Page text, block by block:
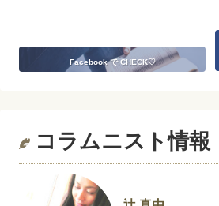
Facebook で CHECK♡
コラムニスト情報